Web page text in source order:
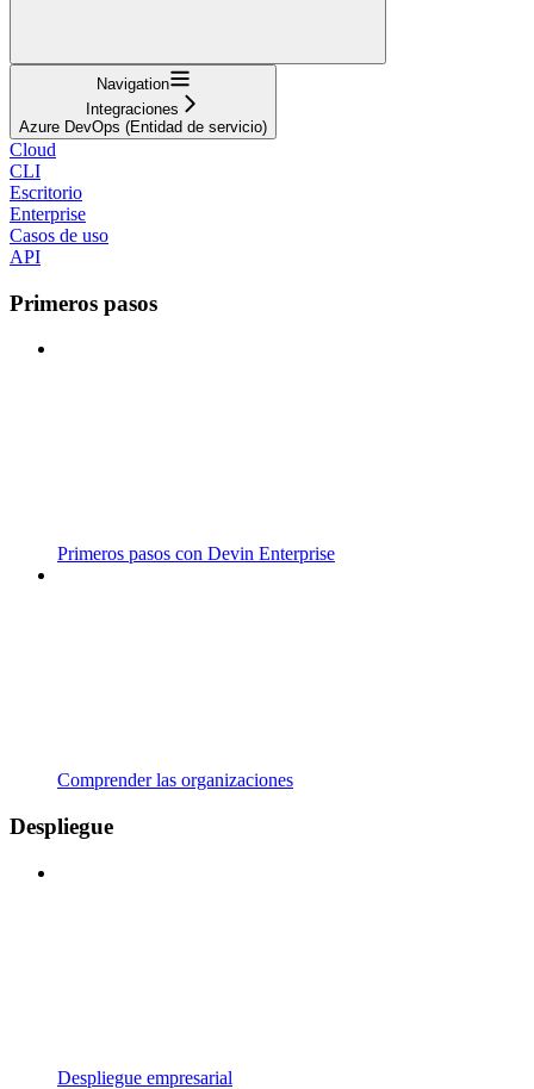
Navigation
Integraciones
Azure DevOps (Entidad de servicio)
Cloud
CLI
Escritorio
Enterprise
Casos de uso
API
Primeros pasos
Primeros pasos con Devin Enterprise
Comprender las organizaciones
Despliegue
Despliegue empresarial